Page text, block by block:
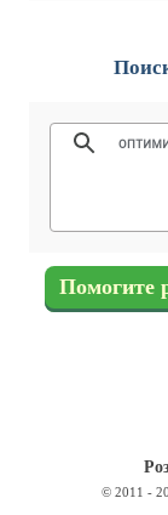
© 2011 -
Помогите